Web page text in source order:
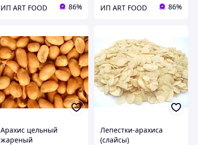
ИП ART FOOD 86% ИП ART FOOD 86%
Арахис цельный
жареный
Лепестки-арахиса
(слайсы)